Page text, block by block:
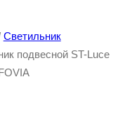
Светильник
подвесной ST-Luce